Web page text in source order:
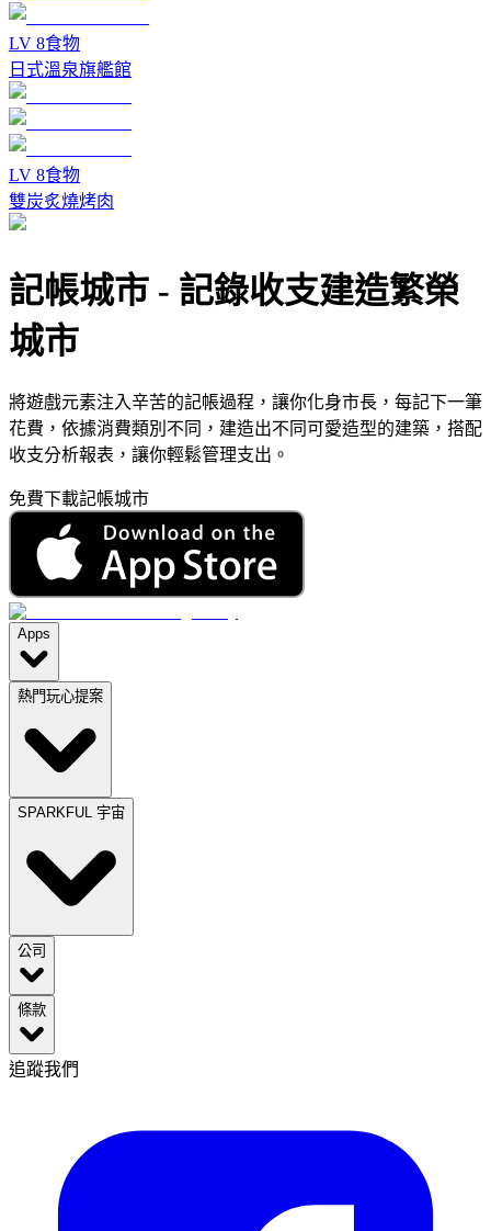
LV 8食物
日式溫泉旗艦館
LV 8食物
雙炭炙燒烤肉
記帳城市 - 記錄收支建造繁榮
城市
將遊戲元素注入辛苦的記帳過程，讓你化身市長，每記下一筆
花費，依據消費類別不同，建造出不同可愛造型的建築，搭配
收支分析報表，讓你輕鬆管理支出。
免費下載記帳城市
Apps
熱門玩心提案
SPARKFUL 宇宙
公司
條款
追蹤我們